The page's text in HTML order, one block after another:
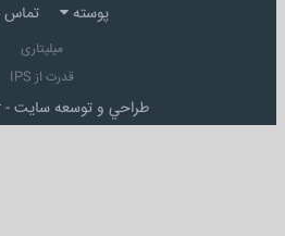
پوسته تماس
میلیتاری
قدرت از IPS
طراحي و توسعه سايت -